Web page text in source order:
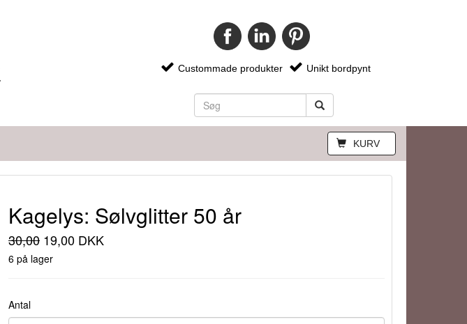
Custommade produkter Unikt bordpynt
KURV
Kagelys: Sølvglitter 50 år
30,00 19,00 DKK
6 på lager
Antal